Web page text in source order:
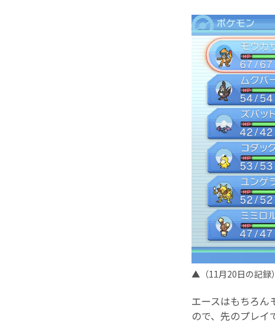
▲（11月20日の記録
エースはもちろ
ので、先のプレ